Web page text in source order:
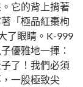
它的背上揹著
「極品紅棗枸
了眼睛。K-999
優雅地一揮：
了！我們必須
一股極致尖